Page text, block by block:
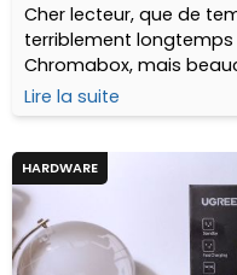
Cher lecteur, que de
terriblement longtemps
Chromabox, mais
attente de la suite de
incontestablement mon
Lire la suite
HARDWARE